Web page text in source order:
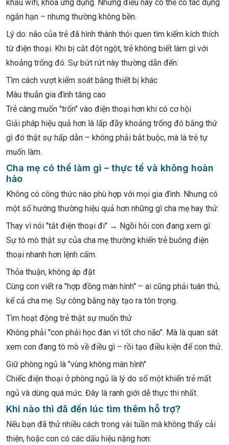
khẩu wifi, khoá ứng dụng. Những điều này có thể có tác dụng
ngắn hạn – nhưng thường không bền.
Lý do: não của trẻ đã hình thành thói quen tìm kiếm kích thích
từ điện thoại. Khi bị cắt đột ngột, trẻ không biết làm gì với
khoảng trống đó. Sự bứt rứt này thường dẫn đến:
Tìm cách vượt kiểm soát bằng thiết bị khác
Mâu thuẫn gia đình tăng cao
Trẻ càng muốn "trốn" vào điện thoại hơn khi có cơ hội
Giải pháp hiệu quả hơn là lấp đầy khoảng trống đó bằng thứ
gì đó thật sự hấp dẫn – không phải bắt buộc, mà là trẻ tự
muốn làm.
Cha mẹ có thể làm gì – thực tế và không hoàn
hảo
Không có công thức nào phù hợp với mọi gia đình. Nhưng có
một số hướng thường hiệu quả hơn những gì cha mẹ hay thử:
Thay vì nói "tắt điện thoại đi" → Ngồi hỏi con đang xem gì
Sự tò mò thật sự của cha mẹ thường khiến trẻ buông điện
thoại nhanh hơn lệnh cấm.
Thỏa thuận, không áp đặt
Cùng con viết ra "hợp đồng màn hình" – ai cũng phải tuân thủ,
kể cả cha mẹ. Sự công bằng này tạo ra tôn trọng.
Tìm hoạt động trẻ thật sự muốn thử
Không phải "con phải học đàn vì tốt cho não". Mà là quan sát
xem con đang tò mò về điều gì – rồi tạo điều kiện để con thử.
Giữ phòng ngủ là "vùng không màn hình"
Chiếc điện thoại ở phòng ngủ là lý do số một khiến trẻ mất
ngủ và dùng quá mức. Đây là ranh giới dễ thực thi nhất.
Khi nào thì đã đến lúc tìm thêm hỗ trợ?
Nếu bạn đã thử nhiều cách trong vài tuần mà không thấy cải
thiện, hoặc con có các dấu hiệu nặng hơn: